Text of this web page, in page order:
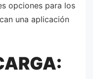
opciones para los
una aplicación